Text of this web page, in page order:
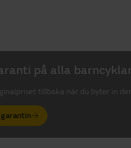
på alla
tillbaka när du byter in